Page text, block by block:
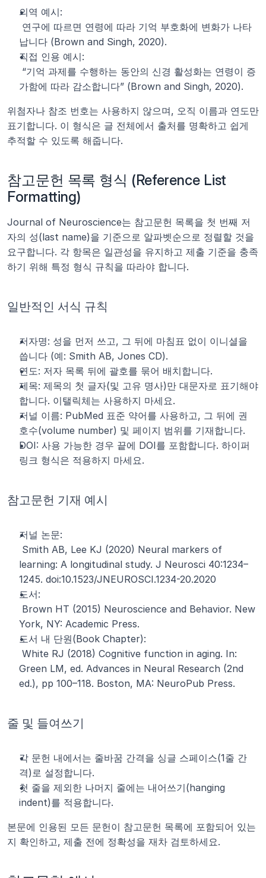
의역 예시:
납니다 (Brown and Singh, 2020).
직접 인용 예시:
가함에 따라 감소합니다” (Brown and Singh, 2020).
위첨자나 참조 번호는 사용하지 않으며, 오직 이름과 연도만
표기합니다. 이 형식은 글 전체에서 출처를 명확하고 쉽게
추적할 수 있도록 해줍니다.
참고문헌 목록 형식 (Reference List
Formatting)
Journal of Neuroscience는 참고문헌 목록을 첫 번째 저
자의 성(last name)을 기준으로 알파벳순으로 정렬할 것을
요구합니다. 각 항목은 일관성을 유지하고 제출 기준을 충족
하기 위해 특정 형식 규칙을 따라야 합니다.
일반적인 서식 규칙
저자명: 성을 먼저 쓰고, 그 뒤에 마침표 없이 이니셜을
씁니다 (예: Smith AB, Jones CD).
연도: 저자 목록 뒤에 괄호를 묶어 배치합니다.
제목: 제목의 첫 글자(및 고유 명사)만 대문자로 표기해야
합니다. 이탤릭체는 사용하지 마세요.
저널 이름: PubMed 표준 약어를 사용하고, 그 뒤에 권
호수(volume number) 및 페이지 범위를 기재합니다.
DOI: 사용 가능한 경우 끝에 DOI를 포함합니다. 하이퍼
링크 형식은 적용하지 마세요.
참고문헌 기재 예시
저널 논문:
learning: A longitudinal study. J Neurosci 40:1234–
1245. doi:10.1523/JNEUROSCI.1234-20.2020
도서:
York, NY: Academic Press.
도서 내 단원(Book Chapter):
Green LM, ed. Advances in Neural Research (2nd
ed.), pp 100–118. Boston, MA: NeuroPub Press.
줄 및 들여쓰기
각 문헌 내에서는 줄바꿈 간격을 싱글 스페이스(1줄 간
격)로 설정합니다.
첫 줄을 제외한 나머지 줄에는 내어쓰기(hanging
indent)를 적용합니다.
본문에 인용된 모든 문헌이 참고문헌 목록에 포함되어 있는
지 확인하고, 제출 전에 정확성을 재차 검토하세요.